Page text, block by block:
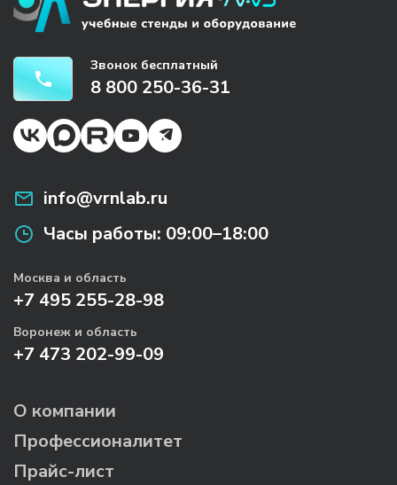
Звонок бесплатный
8 800 250-36-31
info@vrnlab.ru
Часы работы: 09:00–18:00
Москва и область
+7 495 255-28-98
Воронеж и область
+7 473 202-99-09
О компании
Профессионалитет
Прайс-лист